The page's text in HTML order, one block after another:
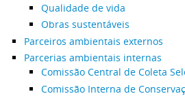
Qualidade de vida
Obras sustentáveis
Parceiros ambientais externos
Parcerias ambientais internas
Comissão Central de Coleta
Comissão Interna de